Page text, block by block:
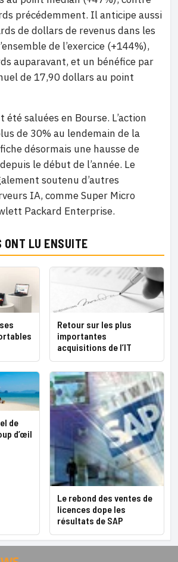
précédemment. Il anticipe aussi
de dollars de revenus dans les
de l’exercice (+144%),
auparavant, et un bénéfice par
de 17,90 dollars au point
été saluées en Bourse. L’action
de 30% au lendemain de la
désormais une hausse de
le début de l’année. Le
soutenu d’autres
IA, comme Super Micro
Packard Enterprise.
ONT LU ENSUITE
Retour sur les plus
importantes
acquisitions de l’IT
de
d’œil
Le rebond des ventes de
licences dope les
résultats de SAP